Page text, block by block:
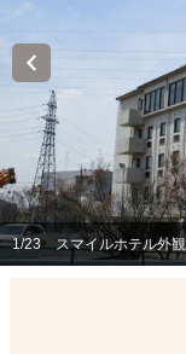
1/23 スマイルホテル外